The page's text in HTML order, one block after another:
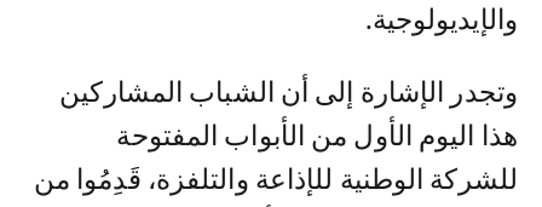
والإيديولوجية.
وتجدر الإشارة إلى أن الشباب المشاركين
هذا اليوم الأول من الأبواب المفتوحة
للشركة الوطنية للإذاعة والتلفزة، قَدِمُوا من